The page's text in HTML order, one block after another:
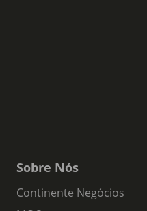
Sobre Nós
Continente Negócios